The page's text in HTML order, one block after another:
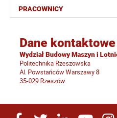
PRACOWNICY
Dane kontaktowe
Wydział Budowy Maszyn i
Politechnika Rzeszowska
Al. Powstańców Warszawy 8
35-029 Rzeszów